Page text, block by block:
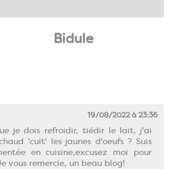
Bidule
19/08/2022 à 23:36
je dois refroidir, tiédir le lait, j'ai
'cuit' les jaunes d'oeufs ? Suis
en cuisine,excusez moi pour
vous remercie, un beau blog!